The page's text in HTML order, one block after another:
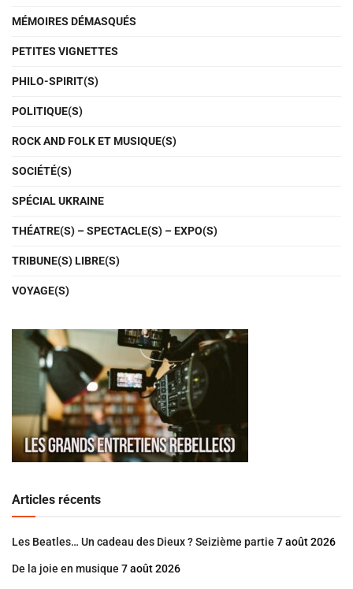
MÉMOIRES DÉMASQUÉS
PETITES VIGNETTES
PHILO-SPIRIT(S)
POLITIQUE(S)
ROCK AND FOLK ET MUSIQUE(S)
SOCIÉTÉ(S)
SPÉCIAL UKRAINE
THÉATRE(S) – SPECTACLE(S) – EXPO(S)
TRIBUNE(S) LIBRE(S)
VOYAGE(S)
Articles récents
Les Beatles… Un cadeau des Dieux ? Seizième partie 7 août 2026
De la joie en musique 7 août 2026